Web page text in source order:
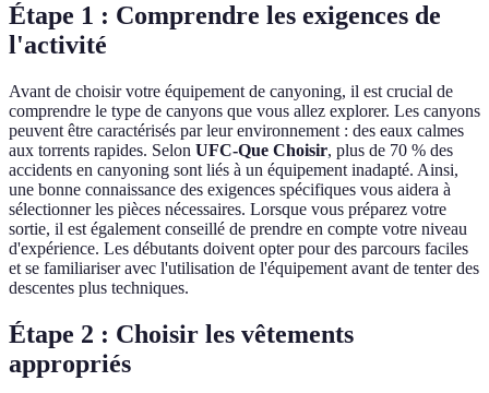
Étape 1 : Comprendre les exigences de
l'activité
Avant de choisir votre équipement de canyoning, il est crucial de
comprendre le type de canyons que vous allez explorer. Les canyons
peuvent être caractérisés par leur environnement : des eaux calmes
aux torrents rapides. Selon UFC-Que Choisir, plus de 70 % des
accidents en canyoning sont liés à un équipement inadapté. Ainsi,
une bonne connaissance des exigences spécifiques vous aidera à
sélectionner les pièces nécessaires. Lorsque vous préparez votre
sortie, il est également conseillé de prendre en compte votre niveau
d'expérience. Les débutants doivent opter pour des parcours faciles
et se familiariser avec l'utilisation de l'équipement avant de tenter des
descentes plus techniques.
Étape 2 : Choisir les vêtements
appropriés